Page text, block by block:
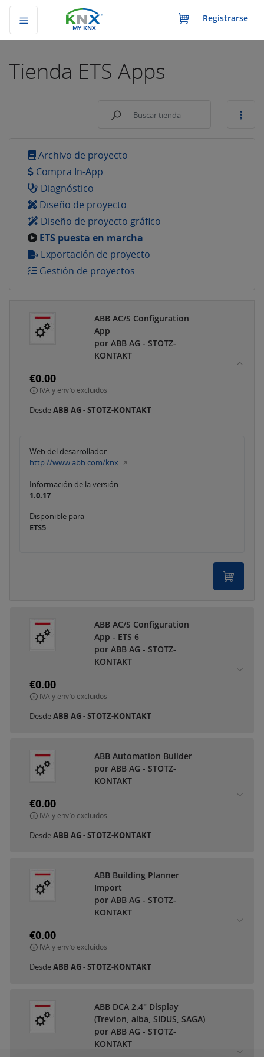
MY KNX
Registrarse
Tienda ETS Apps
Archivo de proyecto
Compra In-App
Diagnóstico
Diseño de proyecto
Diseño de proyecto gráfico
ETS puesta en marcha
Exportación de proyecto
Gestión de proyectos
ABB AC/S Configuration
App
por ABB AG - STOTZ-
KONTAKT
€0.00
IVA y envío excluidos
DesdeABB AG - STOTZ-KONTAKT
Web del desarrollador
http://www.abb.com/knx
Información de la versión
1.0.17
Disponible para
ETS5
ABB AC/S Configuration
App - ETS 6
por ABB AG - STOTZ-
KONTAKT
€0.00
IVA y envío excluidos
DesdeABB AG - STOTZ-KONTAKT
ABB Automation Builder
por ABB AG - STOTZ-
KONTAKT
€0.00
IVA y envío excluidos
DesdeABB AG - STOTZ-KONTAKT
ABB Building Planner
Import
por ABB AG - STOTZ-
KONTAKT
€0.00
IVA y envío excluidos
DesdeABB AG - STOTZ-KONTAKT
ABB DCA 2.4" Display
(Trevion, alba, SIDUS, SAGA)
por ABB AG - STOTZ-
KONTAKT